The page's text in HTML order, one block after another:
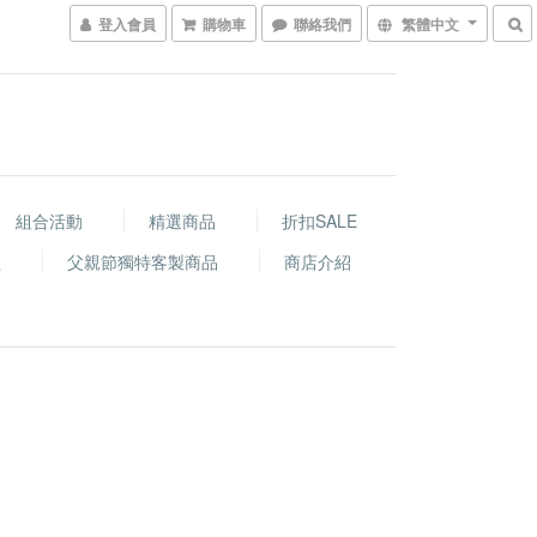
登入會員 購物車 聯絡我們 繁體中文
組合活動 精選商品
折扣SALE
父親節獨特客製商品
商店介紹